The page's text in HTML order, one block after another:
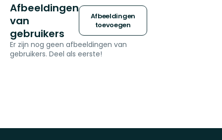
Afbeeldingen
van
gebruikers
Afbeeldingen
toevoegen
Er zijn nog geen afbeeldingen van
gebruikers. Deel als eerste!